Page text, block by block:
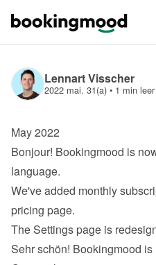
Lennart Visscher
2022 mai. 31(a) • 1 min leer
May 2022
Bonjour! Bookingmood is
language.
pricing page.
The Settings page is
Sehr schön! Bookingmood